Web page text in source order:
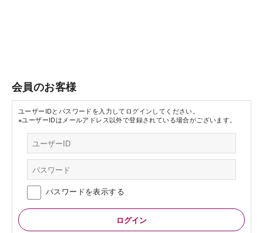
会員のお客様
ユーザーIDとパスワードを入力してログインしてください。
※ユーザーIDはメールアドレス以外で登録されている場合がございます。
パスワードを表示する